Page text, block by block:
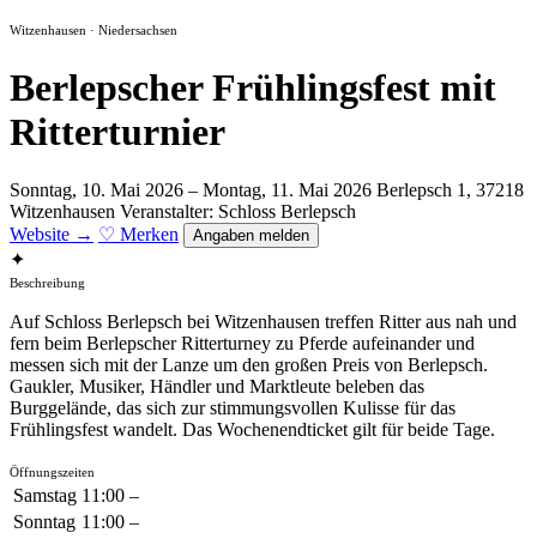
Witzenhausen · Niedersachsen
Berlepscher Frühlingsfest mit
Ritterturnier
Sonntag, 10. Mai 2026 – Montag, 11. Mai 2026 Berlepsch 1, 37218
Witzenhausen Veranstalter: Schloss Berlepsch
Website → ♡ Merken Angaben melden
✦
Beschreibung
Auf Schloss Berlepsch bei Witzenhausen treffen Ritter aus nah und
fern beim Berlepscher Ritterturney zu Pferde aufeinander und
messen sich mit der Lanze um den großen Preis von Berlepsch.
Gaukler, Musiker, Händler und Marktleute beleben das
Burggelände, das sich zur stimmungsvollen Kulisse für das
Frühlingsfest wandelt. Das Wochenendticket gilt für beide Tage.
Öffnungszeiten
Samstag 11:00 –
Sonntag 11:00 –